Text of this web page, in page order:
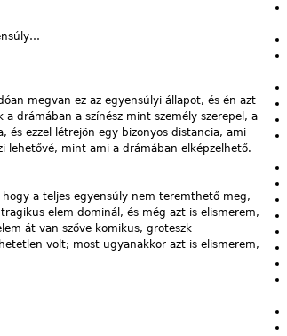
megvan ez az egyensúlyi állapot, és én azt
drámában a színész mint személy szerepel, a
és ezzel létrejön egy bizonyos distancia, ami
lehetővé, mint ami a drámában elképzelhető.
a teljes egyensúly nem teremthető meg,
elem dominál, és még azt is elismerem,
át van szőve komikus, groteszk
volt; most ugyanakkor azt is elismerem,